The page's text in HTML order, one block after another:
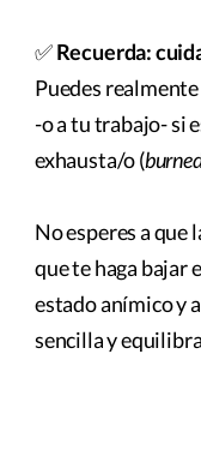
✅Recuerda:
Puedes
-o a tu trabajo- si
exhausta/o (
No esperes a que
que te haga bajar
estado anímico y
sencilla y